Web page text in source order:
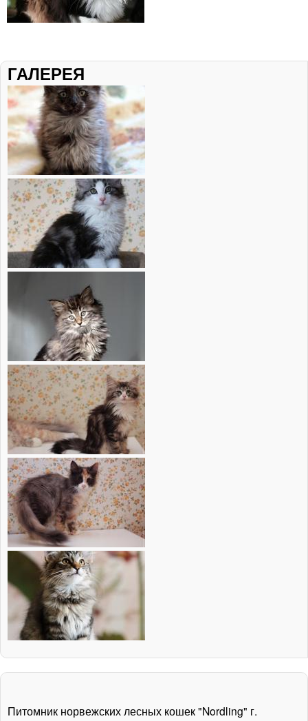
ГАЛЕРЕЯ
Питомник норвежских лесных кошек "Nordling" г.